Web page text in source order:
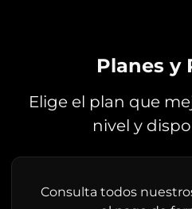
Planes y
Elige el plan que
nivel y
Consulta todos